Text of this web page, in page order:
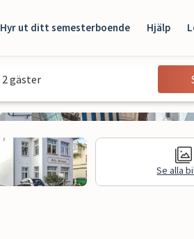
Hyr ut ditt semesterboende Hjälp
2 gäster
Se alla